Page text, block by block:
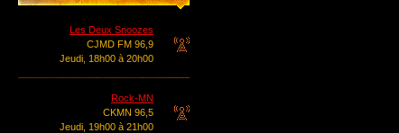
Les Deux Snoozes
CJMD FM 96,9
Jeudi, 18h00 à 20h00
Rock-MN
CKMN 96,5
Jeudi, 19h00 à 21h00